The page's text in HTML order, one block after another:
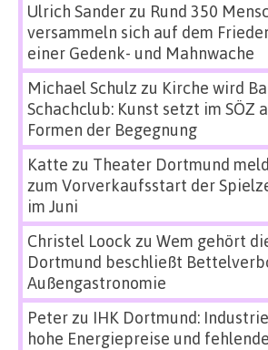
Ulrich Sanderzu Rund 350
versammeln sich auf dem
einer Gedenk- und Mahnwache
Michael Schulz zu Kirche wird
Schachclub: Kunst setzt im SÖZ
Formen der Begegnung
Katte zu Theater Dortmund
zum Vorverkaufsstart der
im Juni
Christel Loock zu Wem gehört
Dortmund beschließt
Außengastronomie
Peterzu IHK Dortmund:
hohe Energiepreise und